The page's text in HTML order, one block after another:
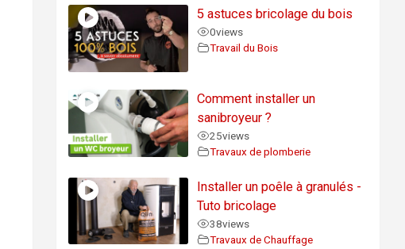
5 astuces bricolage du bois
0views
Travail du Bois
Comment installer un
sanibroyeur ?
25views
Travaux de plomberie
Installer un poêle à granulés -
Tuto bricolage
38views
Travaux de Chauffage